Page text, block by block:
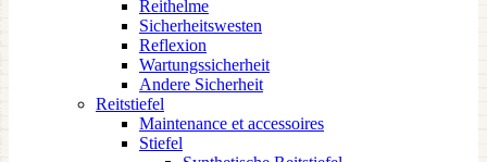
Reithelme
Sicherheitswesten
Reflexion
Wartungssicherheit
Andere Sicherheit
Reitstiefel
Maintenance et accessoires
Stiefel